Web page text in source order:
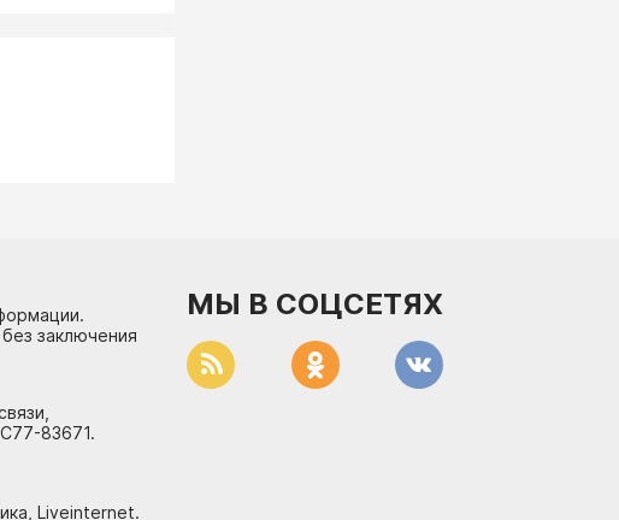
заключения
83671.
Liveinternet.
МЫ В СОЦСЕТЯХ